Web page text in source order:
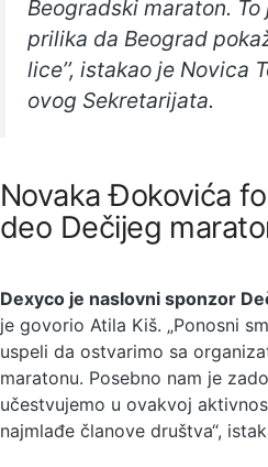
Beogradski maraton.
prilika da Beograd
lice’’, istakao je Novica
ovog Sekretarijata.
Novaka Đokovića
deo Dečijeg
Dexyco je naslovni sponzor
je govorio Atila Kiš. „Ponosni
uspeli da ostvarimo sa
maratonu. Posebno nam je
učestvujemo u ovakvoj
najmlađe članove društva“,